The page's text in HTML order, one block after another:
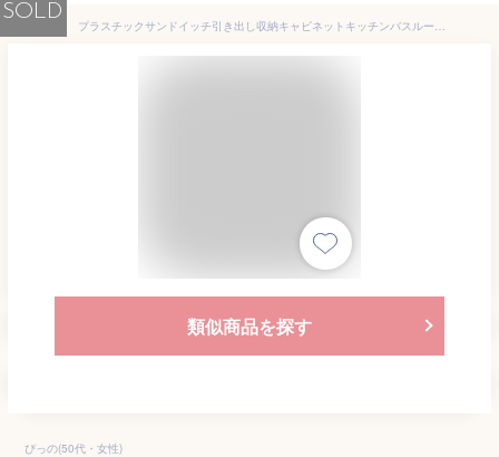
SOLD
プラスチックサンドイッチ引き出し収納キャビネットキッチンバスルーム冷蔵庫隙間収納ラックスナックおもちゃ雑貨ランドリー収納キャビネット超薄型キッチンリビングルーム子供部屋スペースを取らない組み立て簡単 家庭用 (幅20cm-3層,ホワイト) [並行輸入品]
類似商品を探す
ぴっの(50代・女性)